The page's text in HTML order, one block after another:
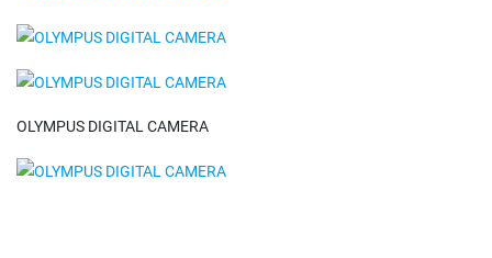
OLYMPUS DIGITAL CAMERA